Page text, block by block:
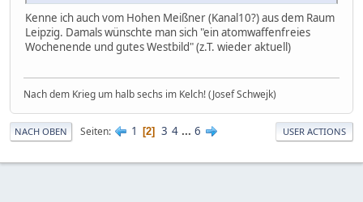
Kenne ich auch vom Hohen Meißner (Kanal10?) aus dem Raum
Leipzig. Damals wünschte man sich "ein atomwaffenfreies
Wochenende und gutes Westbild" (z.T. wieder aktuell)
Nach dem Krieg um halb sechs im Kelch! (Josef Schwejk)
NACH OBEN Seiten 1 2 3 4 ... 6 USER ACTIONS